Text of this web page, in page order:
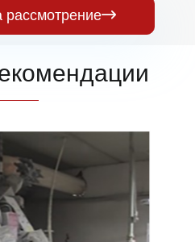
рассмотрение
улучшает
защищает ваши
>>